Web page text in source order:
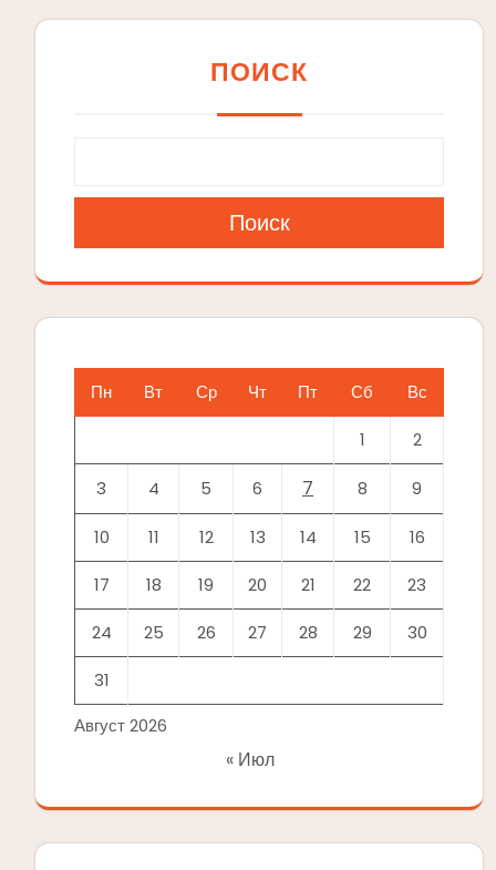
ПОИСК
Поиск
Август 2026
Пн Вт Ср Чт Пт Сб Вс
1 2
3 4 5 6 7 8 9
10 11 12 13 14 15 16
17 18 19 20 21 22 23
24 25 26 27 28 29 30
31
« Июл